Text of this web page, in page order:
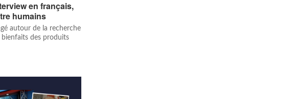
en français,
humains
autour de la recherche
des produits